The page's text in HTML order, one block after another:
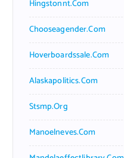
Hingstonnt.com
Chooseagender.com
Hoverboardssale.com
Alaskapolitics.com
Stsmp.org
Manoelneves.com